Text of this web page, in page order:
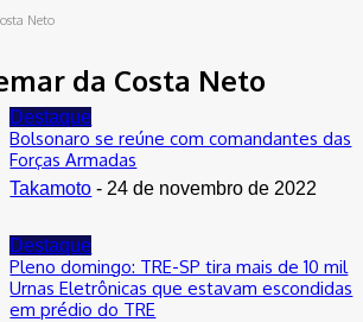
Neto
da Costa Neto
Destaque
Bolsonaro se reúne com comandantes das
Forças Armadas
Takamoto - 24 de novembro de 2022
Destaque
Pleno domingo: TRE-SP tira mais de 10 mil
Urnas Eletrônicas que estavam escondidas
em prédio do TRE